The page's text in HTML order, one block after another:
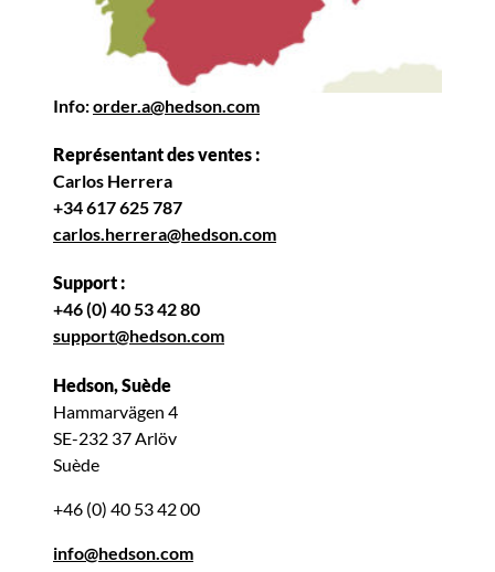
Info:order.a@hedson.com
Représentant des ventes :
Carlos Herrera
+34 617 625 787
carlos.herrera@hedson.com
Support :
+46 (0) 40 53 42 80
support@hedson.com
Hedson, Suède
Hammarvägen 4
SE-232 37 Arlöv
Suède
+46 (0) 40 53 42 00
info@hedson.com